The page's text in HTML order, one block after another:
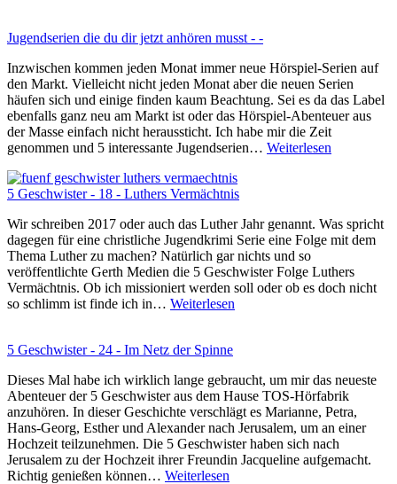
Jugendserien die du dir jetzt anhören musst - -
Inzwischen kommen jeden Monat immer neue Hörspiel-Serien auf
den Markt. Vielleicht nicht jeden Monat aber die neuen Serien
häufen sich und einige finden kaum Beachtung. Sei es da das Label
ebenfalls ganz neu am Markt ist oder das Hörspiel-Abenteuer aus
der Masse einfach nicht heraussticht. Ich habe mir die Zeit
genommen und 5 interessante Jugendserien… Weiterlesen
anhören
musst
5 Geschwister - 18 - Luthers Vermächtnis
Wir schreiben 2017 oder auch das Luther Jahr genannt. Was spricht
dagegen für eine christliche Jugendkrimi Serie eine Folge mit dem
Thema Luther zu machen? Natürlich gar nichts und so
veröffentlichte Gerth Medien die 5 Geschwister Folge Luthers
Vermächtnis. Ob ich missioniert werden soll oder ob es doch nicht
so schlimm ist finde ich in… Weiterlesen
5 Geschwister - 24 - Im Netz der Spinne
Dieses Mal habe ich wirklich lange gebraucht, um mir das neueste
Abenteuer der 5 Geschwister aus dem Hause TOS-Hörfabrik
anzuhören. In dieser Geschichte verschlägt es Marianne, Petra,
Hans-Georg, Esther und Alexander nach Jerusalem, um an einer
Hochzeit teilzunehmen. Die 5 Geschwister haben sich nach
Jerusalem zu der Hochzeit ihrer Freundin Jacqueline aufgemacht.
Richtig genießen können… Weiterlesen